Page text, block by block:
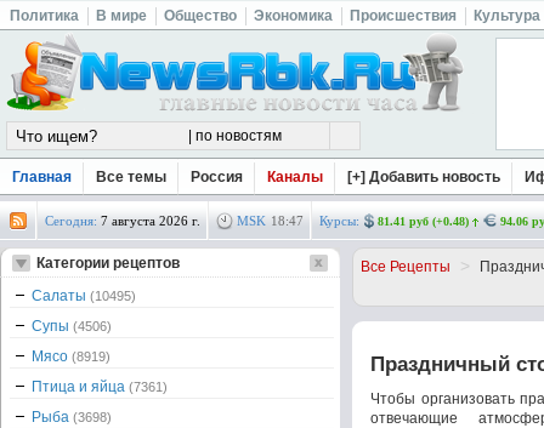
Политика В мире Общество Экономика Происшествия Культура
Главная Все темы Россия Каналы [+] Добавить новость
Сегодня: 7 августа 2026 г. MSK 18:47 Курсы: 81.41 руб (+0.48) 94.06
Все Рецепты >
Праздничный
Чтобы организовать
отвечающие
Категории рецептов
Салаты (10495)
Супы (4506)
Мясо (8919)
Птица и яйца (7361)
Рыба (3698)